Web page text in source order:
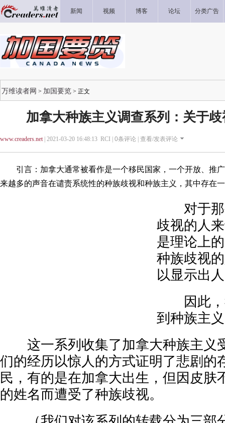
新闻 视频 博客 论坛 分类广告
万维读者网 > 加国要览 > 正文
加拿大种族主义调查系列：关于
www.creaders.net| 2021-03-20 16:48:13 RCI | 0条评论 | 查看/发表评论
引言：加拿大通常被看作是一个移民国家，一个开放、推广
来越多的声音在谴责系统性的种族歧视和种族主义，其中存在
对于那
歧视的人
是理论上
种族歧视
以显示出
因此，
到种族主
这一系列收集了加拿大种族主义
们的经历以惊人的方式证明了悲剧的
民，有的是在加拿大出生，但因皮肤
的姓名而遭受了种族歧视。